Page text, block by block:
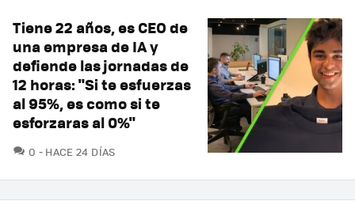
Tiene 22 años, es CEO de
una empresa de IA y
defiende las jornadas de
12 horas: "Si te esfuerzas
al 95%, es como si te
esforzaras al 0%"
0 COMENTARIOS
HACE 24 DÍAS